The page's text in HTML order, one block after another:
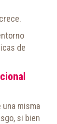
de
misma
si bien